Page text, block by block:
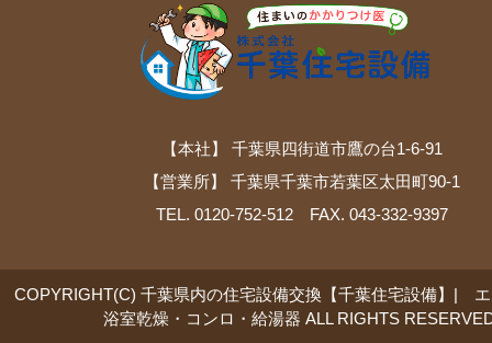
【本社】 千葉県四街道市鷹の台1-6-91
【営業所】 千葉県千葉市若葉区太田町90-1
TEL. 0120-752-512 FAX. 043-332-9397
COPYRIGHT(C) 千葉県内の住宅設備交換【千葉住宅設備】|
浴室乾燥・コンロ・給湯器 ALL RIGHTS